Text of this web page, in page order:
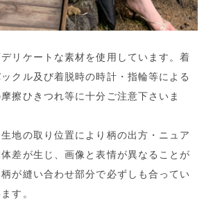
リケートな素材を使用しています。着
クル及び着脱時の時計・指輪等による
擦ひきつれ等に十分ご注意下さいま
地の取り位置により柄の出方・ニュア
差が生じ、画像と表情が異なることが
が縫い合わせ部分で必ずしも合ってい
す。